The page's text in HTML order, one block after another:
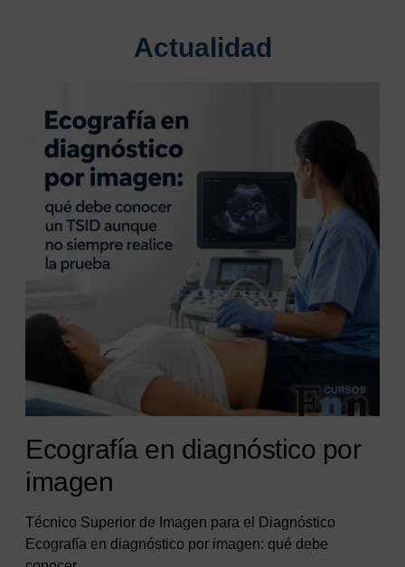
Actualidad
Ecografía en diagnóstico por
imagen
Técnico Superior de Imagen para el Diagnóstico
Ecografía en diagnóstico por imagen: qué debe